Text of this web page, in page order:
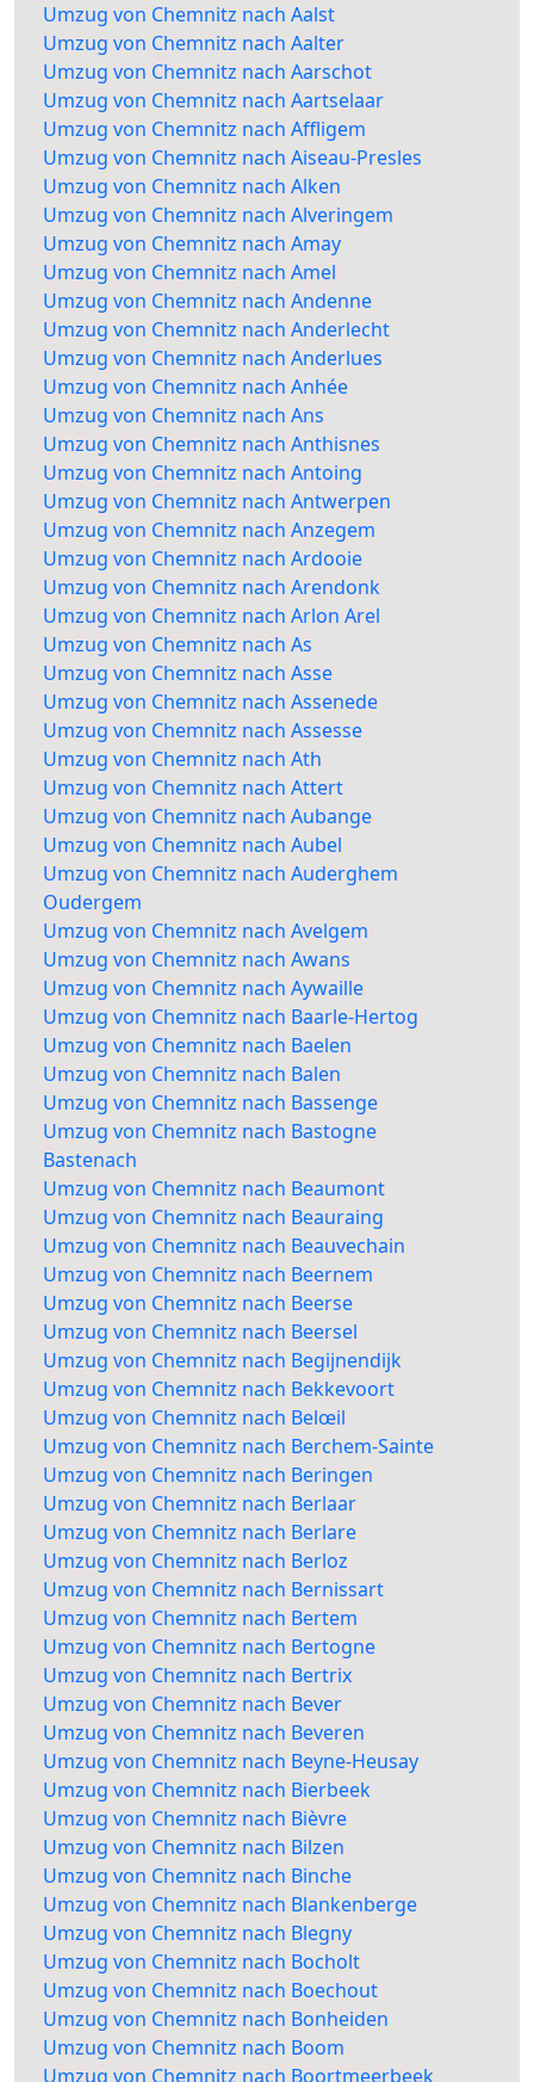
Umzug von Chemnitz nach Aalst
Umzug von Chemnitz nach Aalter
Umzug von Chemnitz nach Aarschot
Umzug von Chemnitz nach Aartselaar
Umzug von Chemnitz nach Affligem
Umzug von Chemnitz nach Aiseau-Presles
Umzug von Chemnitz nach Alken
Umzug von Chemnitz nach Alveringem
Umzug von Chemnitz nach Amay
Umzug von Chemnitz nach Amel
Umzug von Chemnitz nach Andenne
Umzug von Chemnitz nach Anderlecht
Umzug von Chemnitz nach Anderlues
Umzug von Chemnitz nach Anhée
Umzug von Chemnitz nach Ans
Umzug von Chemnitz nach Anthisnes
Umzug von Chemnitz nach Antoing
Umzug von Chemnitz nach Antwerpen
Umzug von Chemnitz nach Anzegem
Umzug von Chemnitz nach Ardooie
Umzug von Chemnitz nach Arendonk
Umzug von Chemnitz nach Arlon Arel
Umzug von Chemnitz nach As
Umzug von Chemnitz nach Asse
Umzug von Chemnitz nach Assenede
Umzug von Chemnitz nach Assesse
Umzug von Chemnitz nach Ath
Umzug von Chemnitz nach Attert
Umzug von Chemnitz nach Aubange
Umzug von Chemnitz nach Aubel
Umzug von Chemnitz nach Auderghem
Oudergem
Umzug von Chemnitz nach Avelgem
Umzug von Chemnitz nach Awans
Umzug von Chemnitz nach Aywaille
Umzug von Chemnitz nach Baarle-Hertog
Umzug von Chemnitz nach Baelen
Umzug von Chemnitz nach Balen
Umzug von Chemnitz nach Bassenge
Umzug von Chemnitz nach Bastogne
Bastenach
Umzug von Chemnitz nach Beaumont
Umzug von Chemnitz nach Beauraing
Umzug von Chemnitz nach Beauvechain
Umzug von Chemnitz nach Beernem
Umzug von Chemnitz nach Beerse
Umzug von Chemnitz nach Beersel
Umzug von Chemnitz nach Begijnendijk
Umzug von Chemnitz nach Bekkevoort
Umzug von Chemnitz nach Belœil
Umzug von Chemnitz nach Berchem-Sainte
Umzug von Chemnitz nach Beringen
Umzug von Chemnitz nach Berlaar
Umzug von Chemnitz nach Berlare
Umzug von Chemnitz nach Berloz
Umzug von Chemnitz nach Bernissart
Umzug von Chemnitz nach Bertem
Umzug von Chemnitz nach Bertogne
Umzug von Chemnitz nach Bertrix
Umzug von Chemnitz nach Bever
Umzug von Chemnitz nach Beveren
Umzug von Chemnitz nach Beyne-Heusay
Umzug von Chemnitz nach Bierbeek
Umzug von Chemnitz nach Bièvre
Umzug von Chemnitz nach Bilzen
Umzug von Chemnitz nach Binche
Umzug von Chemnitz nach Blankenberge
Umzug von Chemnitz nach Blegny
Umzug von Chemnitz nach Bocholt
Umzug von Chemnitz nach Boechout
Umzug von Chemnitz nach Bonheiden
Umzug von Chemnitz nach Boom
Umzug von Chemnitz nach Boortmeerbeek